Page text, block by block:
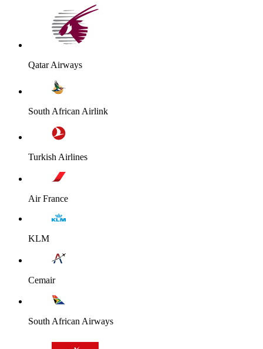
Qatar Airways
South African Airlink
Turkish Airlines
Air France
KLM
Cemair
South African Airways